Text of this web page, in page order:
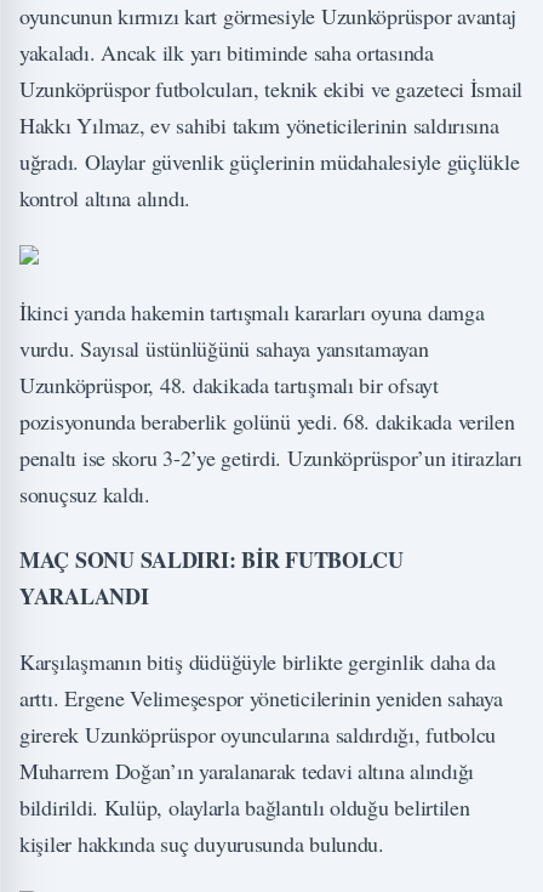
oyuncunun kırmızı kart görmesiyle Uzunköprüspor avantaj
yakaladı. Ancak ilk yarı bitiminde saha ortasında
Uzunköprüspor futbolcuları, teknik ekibi ve gazeteci İsmail
Hakkı Yılmaz, ev sahibi takım yöneticilerinin saldırısına
uğradı. Olaylar güvenlik güçlerinin müdahalesiyle güçlükle
kontrol altına alındı.
İkinci yarıda hakemin tartışmalı kararları oyuna damga
vurdu. Sayısal üstünlüğünü sahaya yansıtamayan
Uzunköprüspor, 48. dakikada tartışmalı bir ofsayt
pozisyonunda beraberlik golünü yedi. 68. dakikada verilen
penaltı ise skoru 3-2’ye getirdi. Uzunköprüspor’un itirazları
sonuçsuz kaldı.
MAÇ SONU SALDIRI: BİR FUTBOLCU
YARALANDI
Karşılaşmanın bitiş düdüğüyle birlikte gerginlik daha da
arttı. Ergene Velimeşespor yöneticilerinin yeniden sahaya
girerek Uzunköprüspor oyuncularına saldırdığı, futbolcu
Muharrem Doğan’ın yaralanarak tedavi altına alındığı
bildirildi. Kulüp, olaylarla bağlantılı olduğu belirtilen
kişiler hakkında suç duyurusunda bulundu.